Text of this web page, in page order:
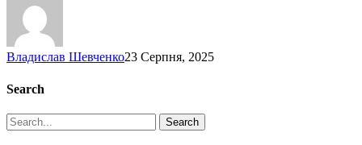
Владислав Шевченко23 Серпня, 2025
Search
Search